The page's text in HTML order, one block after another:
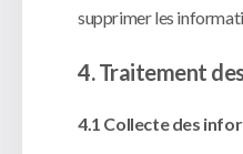
supprimer les
4. Traitement
4.1 Collecte des